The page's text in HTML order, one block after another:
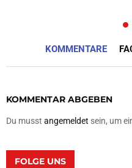
KOMMENTARE
KOMMENTAR ABGEBEN
Du musst angemeldet sein, um
FOLGE UNS